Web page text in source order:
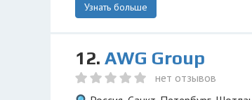
Узнать больше
12. AWG Group
нет отзывов